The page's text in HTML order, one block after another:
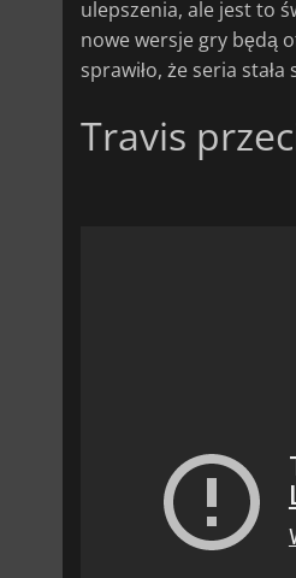
ulepszenia, ale jest to
nowe wersje gry będą
sprawiło, że seria
Travis